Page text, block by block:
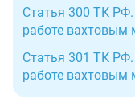
Статья 300 ТК
работе вахтовым
Статья 301 ТК
работе вахтовым